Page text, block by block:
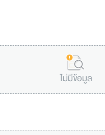
ไม่มีข้อมูล